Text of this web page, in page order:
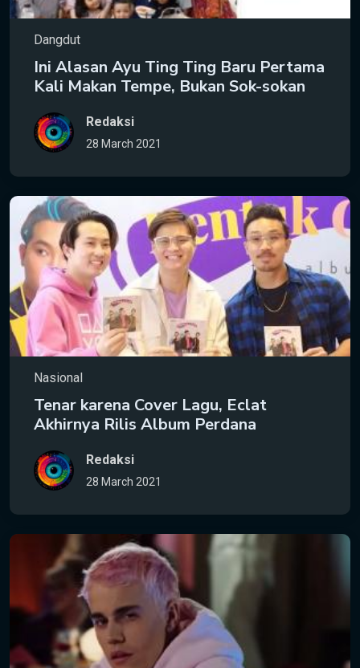
Dangdut
Ini Alasan Ayu Ting Ting Baru Pertama
Kali Makan Tempe, Bukan Sok-sokan
Redaksi
28 March 2021
Nasional
Tenar karena Cover Lagu, Eclat
Akhirnya Rilis Album Perdana
Redaksi
28 March 2021